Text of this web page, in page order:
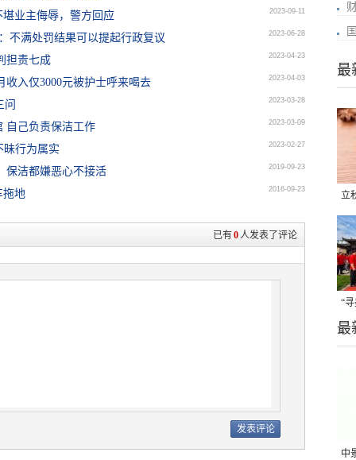
业主侮辱，警方回应 2023-09-11
不满处罚结果可以提起行政复议 2023-06-28
担责七成 2023-04-23
入仅3000元被护士呼来喝去 2023-04-03
问 2023-03-28
自己负责保洁工作 2023-03-09
昧行为属实 2023-02-27
保洁都嫌恶心不接活 2019-09-23
拖地 2016-09-23
已有0人发表了评论
最
立
晒
味
“
题
最
中